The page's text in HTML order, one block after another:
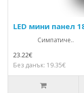
LED мини панел
Симпатиче..
23.22€
Без данък: 19.35€